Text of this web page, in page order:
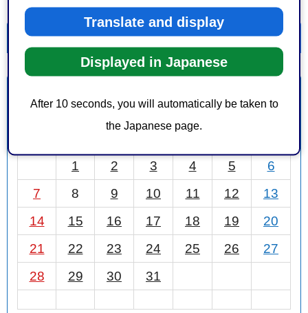
Translate and display
Displayed in Japanese
After 10 seconds, you will automatically be taken to
the Japanese page.
一覧を表示 カレンダーを表示
2025年 12月 次月
1
2 3 4 5
6
7
8 9 10 11 12
13
14
15 16 17 18 19
20
21
22 23 24 25 26
27
28
29 30 31